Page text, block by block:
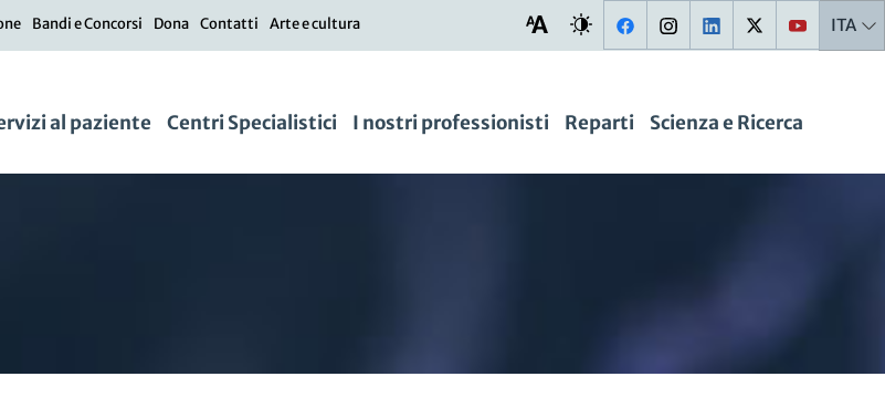
Bandi e Concorsi Dona Contatti Arte e cultura ITA
al paziente Centri Specialistici I nostri professionisti Reparti Scienza e Ricerca